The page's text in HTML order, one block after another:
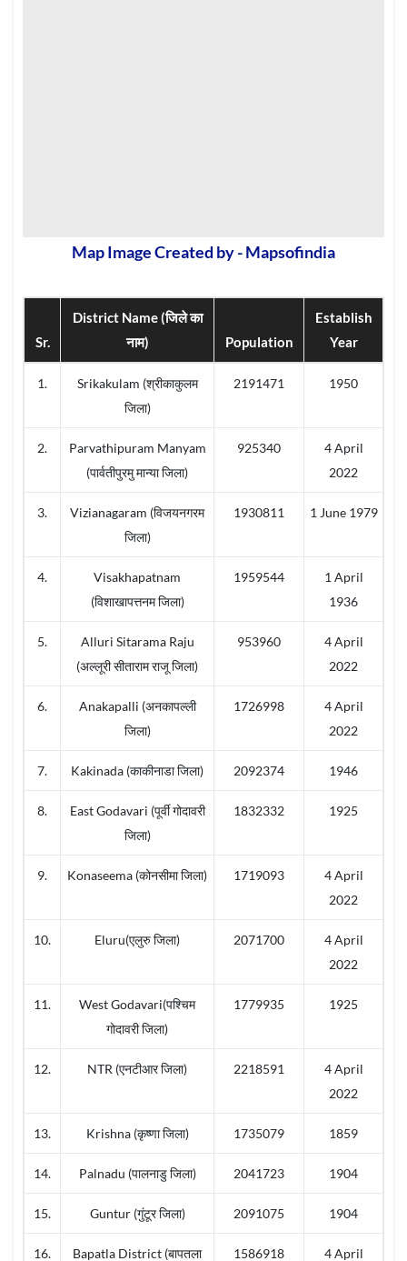
Map Image Created by - Mapsofindia
Sr.
District Name (जिले का
नाम)
Population
Establish
Year
1.
Srikakulam (श्रीकाकुलम
जिला)
2191471 1950
2.
Parvathipuram Manyam
(पार्वतीपुरमु मान्या जिला)
925340
4 April
2022
3.
Vizianagaram (विजयनगरम
जिला)
1930811 1 June 1979
4.
Visakhapatnam
(विशाखापत्तनम जिला)
1959544
1 April
1936
5.
Alluri Sitarama Raju
(अल्लूरी सीताराम राजू जिला)
953960
4 April
2022
6.
Anakapalli (अनकापल्ली
जिला)
1726998
4 April
2022
7. Kakinada (काकीनाडा जिला) 2092374 1946
8.
East Godavari (पूर्वी गोदावरी
जिला)
1832332 1925
9. Konaseema (कोनसीमा जिला) 1719093
4 April
2022
10. Eluru(एलुरु जिला) 2071700
4 April
2022
11.
West Godavari(पश्चिम
गोदावरी जिला)
1779935 1925
12. NTR (एनटीआर जिला) 2218591
4 April
2022
13. Krishna (कृष्णा जिला) 1735079 1859
14. Palnadu (पालनाडु जिला) 2041723 1904
15. Guntur (गुंटूर जिला) 2091075 1904
16. Bapatla District (बापतला 1586918 4 April